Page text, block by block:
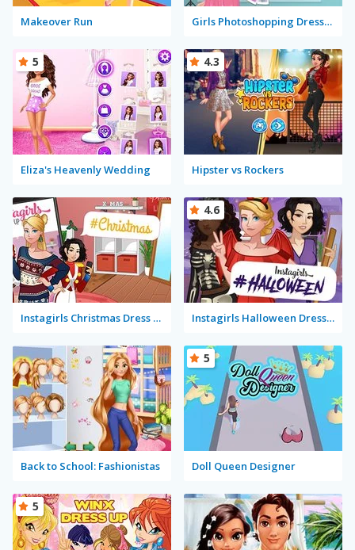
Makeover Run Girls Photoshopping Dressup
Eliza's Heavenly Wedding
5
Hipster vs Rockers
4.3
Instagirls Christmas Dress Up Instagirls Halloween Dress Up
4.6
Back to School: Fashionistas Doll Queen Designer
5
5